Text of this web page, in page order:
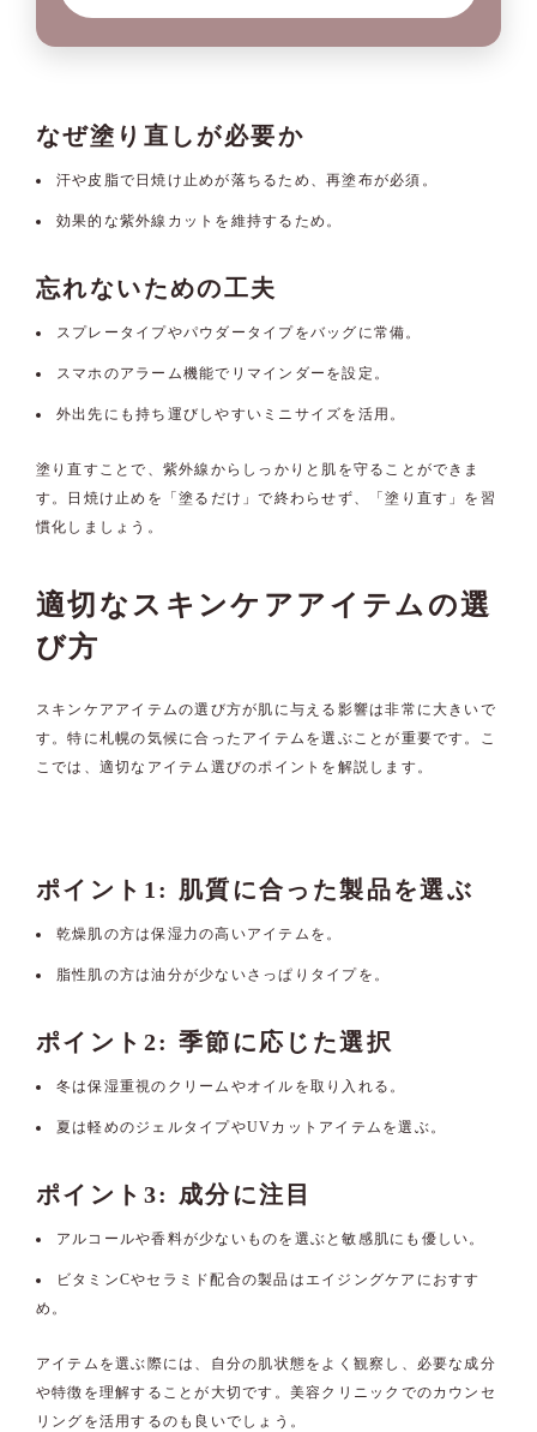
なぜ塗り直しが必要か
汗や皮脂で日焼け止めが落ちるため、再塗布が必須。
効果的な紫外線カットを維持するため。
忘れないための工夫
スプレータイプやパウダータイプをバッグに常備。
スマホのアラーム機能でリマインダーを設定。
外出先にも持ち運びしやすいミニサイズを活用。
塗り直すことで、紫外線からしっかりと肌を守ることができま
す。日焼け止めを「塗るだけ」で終わらせず、「塗り直す」を習
慣化しましょう。
適切なスキンケアアイテムの選
び方
スキンケアアイテムの選び方が肌に与える影響は非常に大きいで
す。特に札幌の気候に合ったアイテムを選ぶことが重要です。こ
こでは、適切なアイテム選びのポイントを解説します。
ポイント1: 肌質に合った製品を選ぶ
乾燥肌の方は保湿力の高いアイテムを。
脂性肌の方は油分が少ないさっぱりタイプを。
ポイント2: 季節に応じた選択
冬は保湿重視のクリームやオイルを取り入れる。
夏は軽めのジェルタイプやUVカットアイテムを選ぶ。
ポイント3: 成分に注目
アルコールや香料が少ないものを選ぶと敏感肌にも優しい。
ビタミンCやセラミド配合の製品はエイジングケアにおすす
め。
アイテムを選ぶ際には、自分の肌状態をよく観察し、必要な成分
や特徴を理解することが大切です。美容クリニックでのカウンセ
リングを活用するのも良いでしょう。